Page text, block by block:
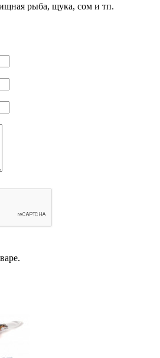
рыба, щука, сом и тп.